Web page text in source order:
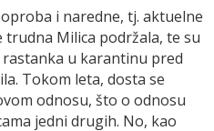
i naredne, tj. aktuelne
trudna Milica podržala, te su
u karantinu pred
Tokom leta, dosta se
odnosu, što o odnosu
jedni drugih. No, kao